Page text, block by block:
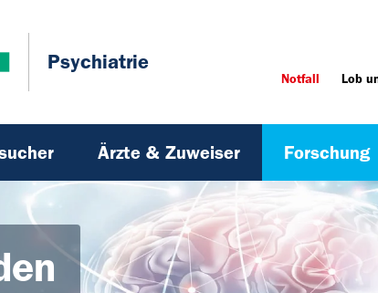
Psychiatrie
Notfall Lob
Ärzte & Zuweiser Forschung